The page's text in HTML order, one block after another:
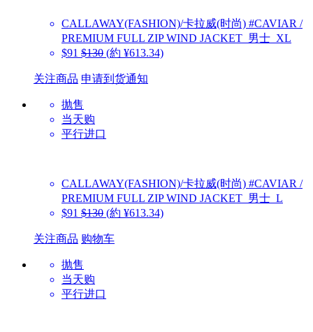
CALLAWAY(FASHION)/卡拉威(时尚) #CAVIAR /
PREMIUM FULL ZIP WIND JACKET_男士_XL
$91 $130 (約 ¥613.34)
关注商品 申请到货通知
抛售
当天购
平行进口
CALLAWAY(FASHION)/卡拉威(时尚) #CAVIAR /
PREMIUM FULL ZIP WIND JACKET_男士_L
$91 $130 (約 ¥613.34)
关注商品 购物车
抛售
当天购
平行进口